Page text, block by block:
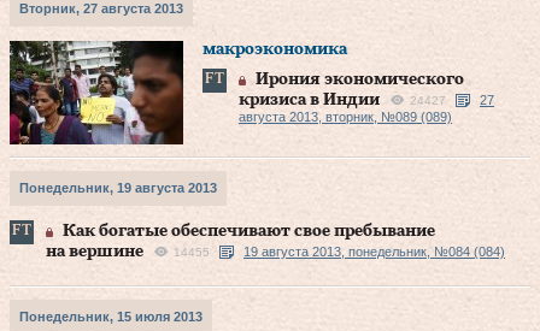
Вторник, 27 августа 2013
макроэкономика
Ирония экономического
кризиса в Индии
24427
27
августа 2013, вторник, №089 (089)
Понедельник, 19 августа 2013
Как богатые обеспечивают свое пребывание
на вершине
14455 19 августа 2013, понедельник, №084 (084)
Понедельник, 15 июля 2013